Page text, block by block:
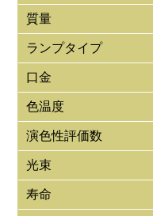
質量
ランプタイプ
口金
色温度
演色性評価数
光束
寿命